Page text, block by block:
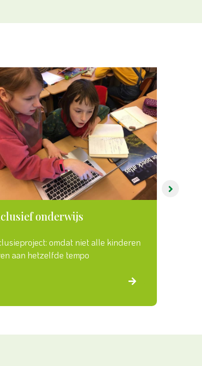
onderwijs
omdat niet alle kinderen
aan hetzelfde tempo